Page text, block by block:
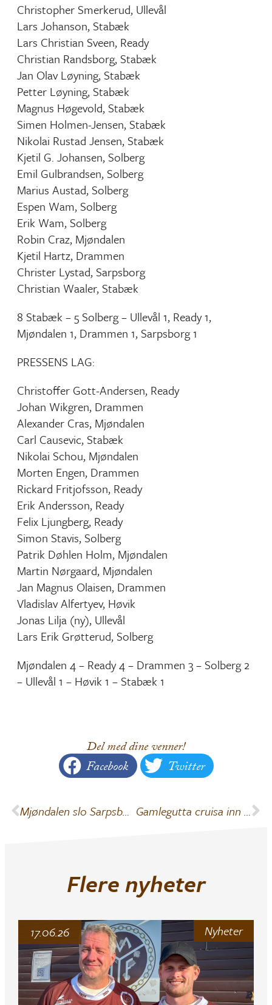
Christopher Smerkerud, Ullevål
Lars Johanson, Stabæk
Lars Christian Sveen, Ready
Christian Randsborg, Stabæk
Jan Olav Løyning, Stabæk
Petter Løyning, Stabæk
Magnus Høgevold, Stabæk
Simen Holmen-Jensen, Stabæk
Nikolai Rustad Jensen, Stabæk
Kjetil G. Johansen, Solberg
Emil Gulbrandsen, Solberg
Marius Austad, Solberg
Espen Wam, Solberg
Erik Wam, Solberg
Robin Craz, Mjøndalen
Kjetil Hartz, Drammen
Christer Lystad, Sarpsborg
Christian Waaler, Stabæk
8 Stabæk – 5 Solberg – Ullevål 1, Ready 1,
Mjøndalen 1, Drammen 1, Sarpsborg 1
PRESSENS LAG:
Christoffer Gott-Andersen, Ready
Johan Wikgren, Drammen
Alexander Cras, Mjøndalen
Carl Causevic, Stabæk
Nikolai Schou, Mjøndalen
Morten Engen, Drammen
Rickard Fritjofsson, Ready
Erik Andersson, Ready
Felix Ljungberg, Ready
Simon Stavis, Solberg
Patrik Døhlen Holm, Mjøndalen
Martin Nørgaard, Mjøndalen
Jan Magnus Olaisen, Drammen
Vladislav Alfertyev, Høvik
Jonas Lilja (ny), Ullevål
Lars Erik Grøtterud, Solberg
Mjøndalen 4 – Ready 4 – Drammen 3 – Solberg 2
– Ullevål 1 – Høvik 1 – Stabæk 1
Del med dine venner!
Facebook Twitter
Mjøndalen slo Sarpsborg Gamlegutta cruisa inn til seier
Flere nyheter
Nyheter
17.06.26